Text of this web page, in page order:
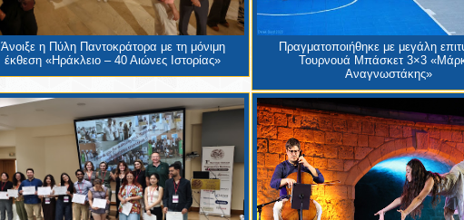
Άνοιξε η Πύλη Παντοκράτορα με τη μόνιμη
έκθεση «Ηράκλειο – 40 Αιώνες Ιστορίας»
Πραγματοποιήθηκε με μεγάλη
Τουρνουά Μπάσκετ 3×3
Αναγνωστάκης»